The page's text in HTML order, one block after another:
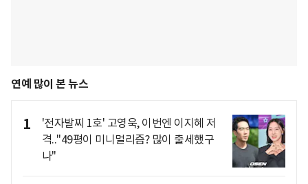
연예 많이 본 뉴스
1
'전자발찌 1호' 고영욱, 이번엔 이지혜 저
격.."49평이 미니멀리즘? 많이 출세했구
나"